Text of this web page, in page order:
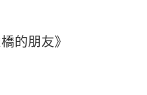
的朋友》